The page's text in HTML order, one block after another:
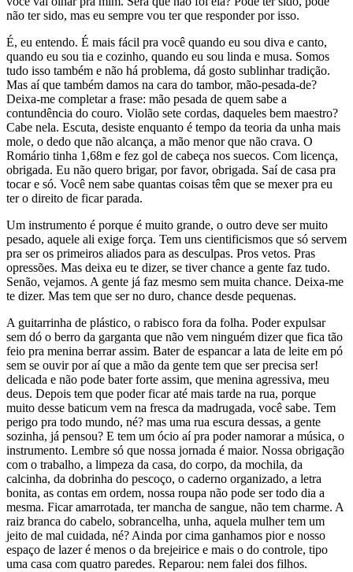
não ter sido, mas eu sempre vou ter que responder por isso.
É, eu entendo. É mais fácil pra você quando eu sou diva e canto,
quando eu sou tia e cozinho, quando eu sou linda e musa. Somos
tudo isso também e não há problema, dá gosto sublinhar tradição.
Mas aí que também damos na cara do tambor, mão-pesada-de?
Deixa-me completar a frase: mão pesada de quem sabe a
contundência do couro. Violão sete cordas, daqueles bem maestro?
Cabe nela. Escuta, desiste enquanto é tempo da teoria da unha mais
mole, o dedo que não alcança, a mão menor que não crava. O
Romário tinha 1,68m e fez gol de cabeça nos suecos. Com licença,
obrigada. Eu não quero brigar, por favor, obrigada. Saí de casa pra
tocar e só. Você nem sabe quantas coisas têm que se mexer pra eu
ter o direito de ficar parada.
Um instrumento é porque é muito grande, o outro deve ser muito
pesado, aquele ali exige força. Tem uns cientificismos que só servem
pra ser os primeiros aliados para as desculpas. Pros vetos. Pras
opressões. Mas deixa eu te dizer, se tiver chance a gente faz tudo.
Senão, vejamos. A gente já faz mesmo sem muita chance. Deixa-me
te dizer. Mas tem que ser no duro, chance desde pequenas.
A guitarrinha de plástico, o rabisco fora da folha. Poder expulsar
sem dó o berro da garganta que não vem ninguém dizer que fica tão
feio pra menina berrar assim. Bater de espancar a lata de leite em pó
sem se ouvir por aí que a mão da gente tem que ser precisa ser!
delicada e não pode bater forte assim, que menina agressiva, meu
deus. Depois tem que poder ficar até mais tarde na rua, porque
muito desse baticum vem na fresca da madrugada, você sabe. Tem
perigo pra todo mundo, né? mas uma rua escura dessas, a gente
sozinha, já pensou? E tem um ócio aí pra poder namorar a música, o
instrumento. Lembre só que nossa jornada é maior. Nossa obrigação
com o trabalho, a limpeza da casa, do corpo, da mochila, da
calcinha, da dobrinha do pescoço, o caderno organizado, a letra
bonita, as contas em ordem, nossa roupa não pode ser todo dia a
mesma. Ficar amarrotada, ter mancha de sangue, não tem charme. A
raiz branca do cabelo, sobrancelha, unha, aquela mulher tem um
jeito de mal cuidada, né? Ainda por cima ganhamos pior e nosso
espaço de lazer é menos o da brejeirice e mais o do controle, tipo
uma casa com quatro paredes. Reparou: nem falei dos filhos.